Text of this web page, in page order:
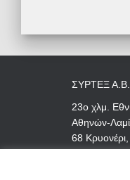
ΣΥΡΤΕΞ
23ο χλμ.
Αθηνών-
68 Κρυονέρι,